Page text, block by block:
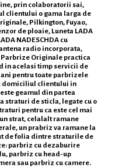
prin colaboratorii sai,
clientului o gama larga de
Pilkington, Fuyao,
de ploaie, Luneta LADA
NADESCHDA cu
radio incorporata,
Parbrize Originale practica
in acelasi timp servicii de
pentru toate parbrizele
domiciliul clientului in
geamul din partea
straturi de sticla, legate cu o
pentru ca este cel mai
strat, celalalt ramane
un prabriz va ramane la
de folia dintre straturile de
parbriz cu dezaburire
parbriz cu head-up
sau parbriz cu camere.